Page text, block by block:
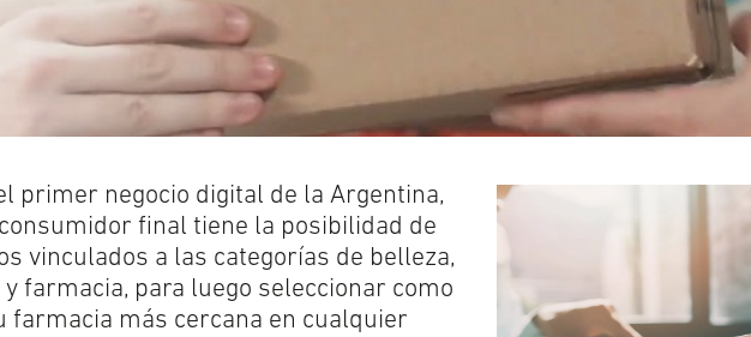
primer negocio digital de la Argentina,
final tiene la posibilidad de
vinculados a las categorías de belleza,
farmacia, para luego seleccionar como
farmacia más cercana en cualquier